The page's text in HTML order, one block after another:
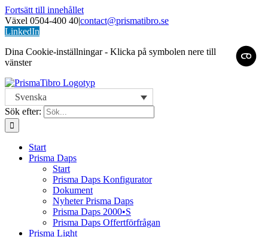
Fortsätt till innehållet
Växel 0504-400 40|contact@prismatibro.se
LinkedIn
Dina Cookie-inställningar - Klicka på symbolen nere till
vänster
Svenska
Sök efter:
Start
Prisma Daps
Start
Prisma Daps Konfigurator
Dokument
Nyheter Prisma Daps
Prisma Daps 2000•S
Prisma Daps Offertförfrågan
Prisma Light